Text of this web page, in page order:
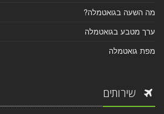
מה השעה בגואטמלה?
ערך מטבע בגואטמלה
מפת גואטמלה
שירותים